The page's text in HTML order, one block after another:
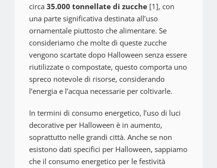
circa 35.000 tonnellate di zucche [1], con
una parte significativa destinata all’uso
ornamentale piuttosto che alimentare. Se
consideriamo che molte di queste zucche
vengono scartate dopo Halloween senza essere
riutilizzate o compostate, questo comporta uno
spreco notevole di risorse, considerando
l’energia e l’acqua necessarie per coltivarle.
In termini di consumo energetico, l’uso di luci
decorative per Halloween è in aumento,
soprattutto nelle grandi città. Anche se non
esistono dati specifici per Halloween, sappiamo
che il consumo energetico per le festività